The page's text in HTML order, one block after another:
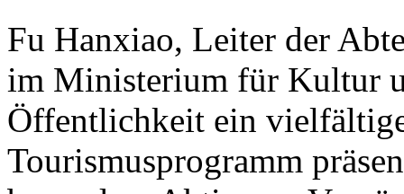
Fu Hanxiao, Leiter der
im Ministerium für Kultur
Öffentlichkeit ein
Tourismusprogramm